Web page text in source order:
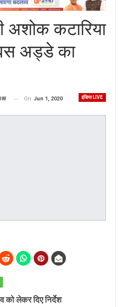
अशोक कटारिया
अड्डे का
इंडिया LIVE
On Jun 1, 2020
को लेकर दिए निर्देश